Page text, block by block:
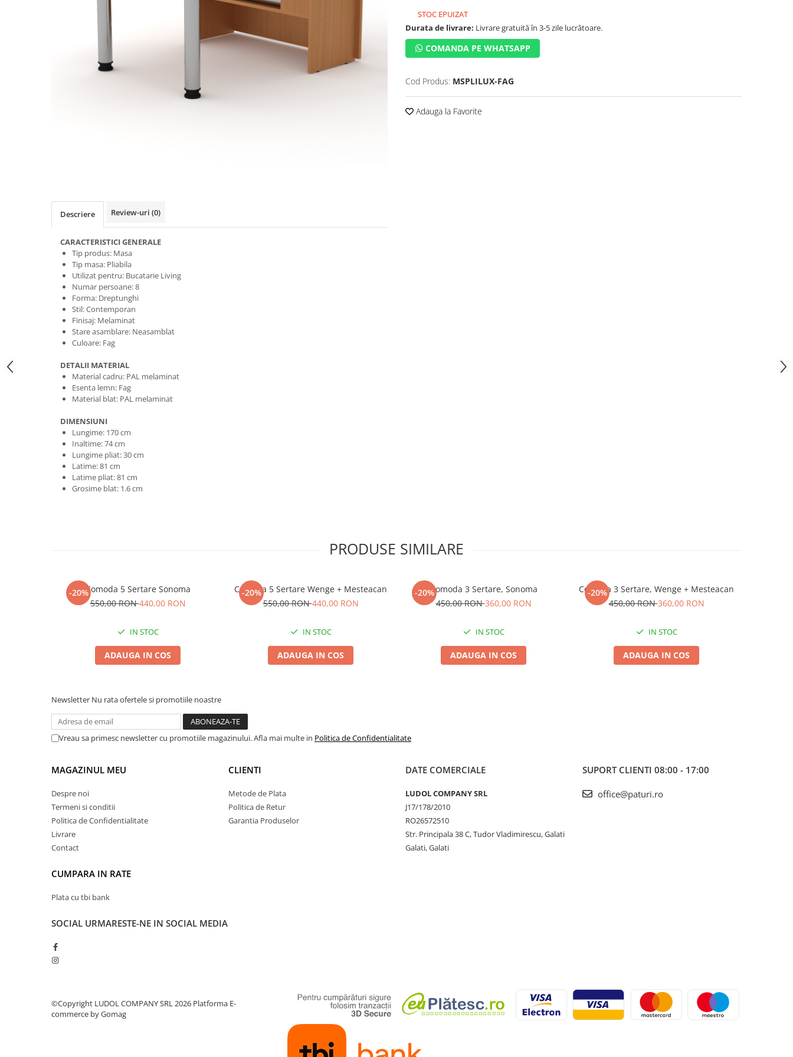
STOC EPUIZAT
Durata de livrare: Livrare gratuită în 3-5 zile lucrătoare.
COMANDA PE WHATSAPP
Cod Produs: MSPLILUX-FAG
Adauga la Favorite
Descriere Review-uri (0)
CARACTERISTICI GENERALE
Tip produs: Masa
Tip masa: Pliabila
Utilizat pentru: Bucatarie Living
Numar persoane: 8
Forma: Dreptunghi
Stil: Contemporan
Finisaj: Melaminat
Stare asamblare: Neasamblat
Culoare: Fag
DETALII MATERIAL
Material cadru: PAL melaminat
Esenta lemn: Fag
Material blat: PAL melaminat
DIMENSIUNI
Lungime: 170 cm
Inaltime: 74 cm
Lungime pliat: 30 cm
Latime: 81 cm
Latime pliat: 81 cm
Grosime blat: 1.6 cm
PRODUSE SIMILARE
-20%Comoda 5 Sertare Sonoma
550,00 RON440,00 RON
IN STOC
ADAUGA IN COS
-20%
Comoda 5 Sertare Wenge + Mesteacan
550,00 RON440,00 RON
IN STOC
ADAUGA IN COS
-20%Comoda 3 Sertare, Sonoma
450,00 RON360,00 RON
IN STOC
ADAUGA IN COS
-20%
Comoda 3 Sertare, Wenge + Mesteacan
450,00 RON360,00 RON
IN STOC
ADAUGA IN COS
Newsletter Nu rata ofertele si promotiile noastre
Vreau sa primesc newsletter cu promotiile magazinului. Afla mai multe in Politica de Confidentialitate
MAGAZINUL MEU
Despre noi
Termeni si conditii
Politica de Confidentialitate
Livrare
Contact
CUMPARA IN RATE
Plata cu tbi bank
CLIENTI
Metode de Plata
Politica de Retur
Garantia Produselor
DATE COMERCIALE
LUDOL COMPANY SRL
J17/178/2010
RO26572510
Str. Principala 38 C, Tudor Vladimirescu, Galati
Galati, Galati
SUPORT CLIENTI 08:00 - 17:00
office@paturi.ro
SOCIAL URMARESTE-NE IN SOCIAL MEDIA
©Copyright LUDOL COMPANY SRL 2026 Platforma E-
commerce by Gomag